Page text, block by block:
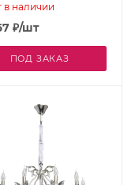
в наличии
₽/шт
ПОД ЗАКАЗ